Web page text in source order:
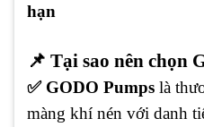
hạn
📌 Tại sao nên chọn
✅ GODO Pumps là
màng khí nén với danh